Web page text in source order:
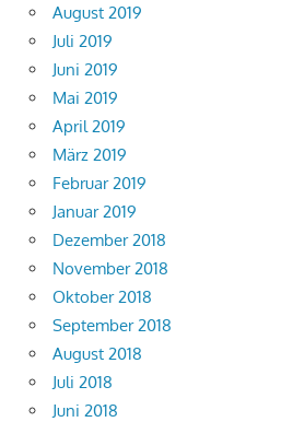
August 2019
Juli 2019
Juni 2019
Mai 2019
April 2019
März 2019
Februar 2019
Januar 2019
Dezember 2018
November 2018
Oktober 2018
September 2018
August 2018
Juli 2018
Juni 2018